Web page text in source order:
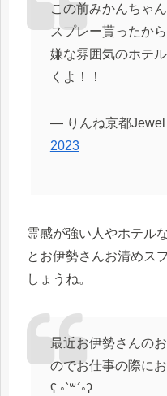
この前みかんちゃ
スプレー貰ったか
嫌な雰囲気のホテ
くよ！！
— りんね京都Jewel
2023
霊感が強い人やホテル
とお伊勢さんお清めス
しょうね。
最近お伊勢さんの
のでお仕事の際に
ʕ ◦`꒳´◦ʔ